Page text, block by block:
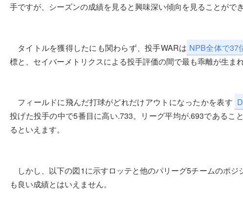
手ですが、シーズンの成績を見ると興味深い傾向を見ることができ
タイトルを獲得したにも関わらず、投手WARは NPB全体で37
標と、セイバーメトリクスによる投手評価の間で最も乖離が生ま
フィールドに飛んだ打球がどれだけアウトになったかを表す
投げた投手の中で5番目に高い.733。リーグ平均が.693であるこ
るといえます。
しかし、以下の図1に示すロッテと他のパリーグ5チームのポジ
も良い成績とはいえません。